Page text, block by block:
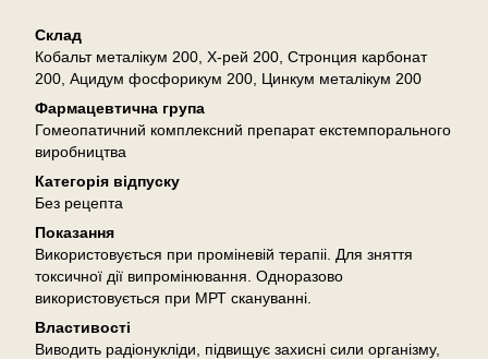
Склад
Кобальт металікум 200, Х-рей 200, Стронция карбонат
200, Ацидум фосфорикум 200, Цинкум металікум 200
Фармацевтична група
Гомеопатичний комплексний препарат екстемпорального
виробництва
Категорія відпуску
Без рецепта
Показання
Використовується при проміневій терапіі. Для зняття
токсичної дії випромінювання. Одноразово
використовується при МРТ скануванні.
Властивості
Виводить радіонукліди, підвищує захисні сили організму,